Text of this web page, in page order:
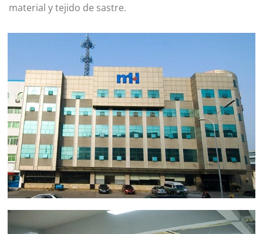
material y tejido de sastre.